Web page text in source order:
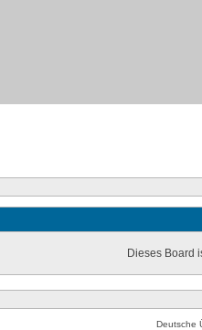
Dieses Board
Deutsche